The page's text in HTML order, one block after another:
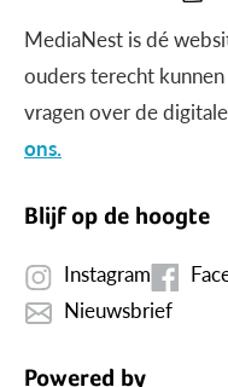
MediaNest is dé
ouders terecht
vragen over de
ons.
Blijf op de hoogte
Instagram
Nieuwsbrief
Powered by